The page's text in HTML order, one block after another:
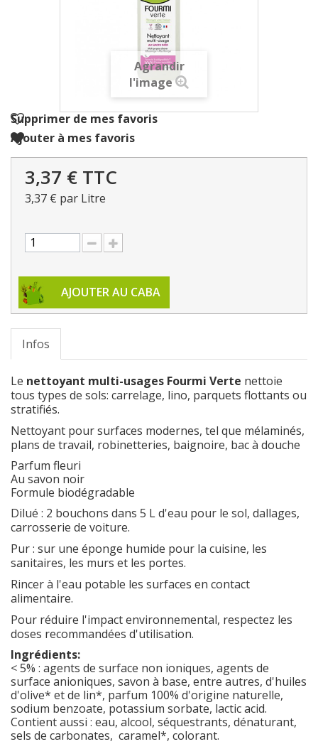
Agrandir
l'image
Supprimer de mes favoris
Ajouter à mes favoris
3,37 € TTC
3,37 € par Litre
AJOUTER AU CABA
Infos
Le nettoyant multi-usages Fourmi Verte nettoie
tous types de sols: carrelage, lino, parquets flottants ou
stratifiés.
Nettoyant pour surfaces modernes, tel que mélaminés,
plans de travail, robinetteries, baignoire, bac à douche
Parfum fleuri
Au savon noir
Formule biodégradable
Dilué : 2 bouchons dans 5 L d'eau pour le sol, dallages,
carrosserie de voiture.
Pur : sur une éponge humide pour la cuisine, les
sanitaires, les murs et les portes.
Rincer à l'eau potable les surfaces en contact
alimentaire.
Pour réduire l'impact environnemental, respectez les
doses recommandées d'utilisation.
Ingrédients:
< 5% : agents de surface non ioniques, agents de
surface anioniques, savon à base, entre autres, d'huiles
d'olive* et de lin*, parfum 100% d'origine naturelle,
sodium benzoate, potassium sorbate, lactic acid.
Contient aussi : eau, alcool, séquestrants, dénaturant,
sels de carbonates, caramel*, colorant.